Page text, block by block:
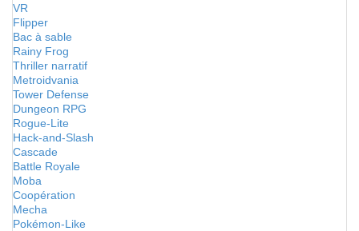
VR
Flipper
Bac à sable
Rainy Frog
Thriller narratif
Metroidvania
Tower Defense
Dungeon RPG
Rogue-Lite
Hack-and-Slash
Cascade
Battle Royale
Moba
Coopération
Mecha
Pokémon-Like